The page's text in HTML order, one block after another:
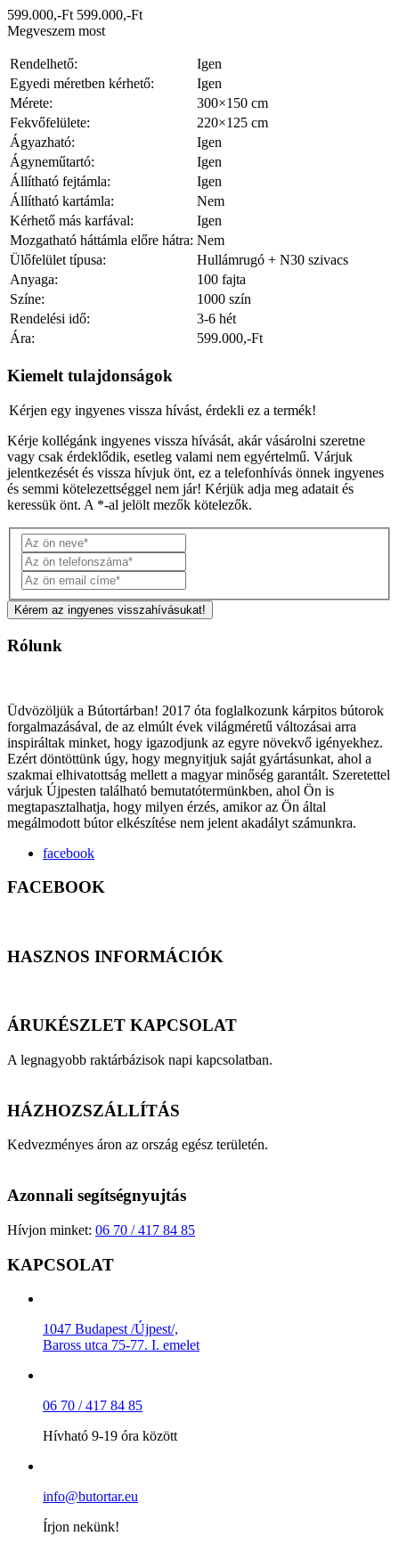
599.000,-Ft 599.000,-Ft
Megveszem most
Rendelhető:
Igen
Egyedi méretben kérhető:
Igen
Mérete:
300×150 cm
Fekvőfelülete:
220×125 cm
Ágyazható:
Igen
Ágyneműtartó:
Igen
Állítható fejtámla:
Igen
Állítható kartámla:
Nem
Kérhető más karfával:
Igen
Mozgatható háttámla előre hátra: Nem
Ülőfelület típusa:
Hullámrugó + N30 szivacs
Anyaga:
100 fajta
Színe:
1000 szín
Rendelési idő:
3-6 hét
Ára:
599.000,-Ft
Kiemelt tulajdonságok
Kérjen egy ingyenes vissza hívást, érdekli ez a termék!
Kérje kollégánk ingyenes vissza hívását, akár vásárolni szeretne
vagy csak érdeklődik, esetleg valami nem egyértelmű. Várjuk
jelentkezését és vissza hívjuk önt, ez a telefonhívás önnek ingyenes
és semmi kötelezettséggel nem jár! Kérjük adja meg adatait és
keressük önt. A *-al jelölt mezők kötelezők.
Rólunk
Üdvözöljük a Bútortárban! 2017 óta foglalkozunk kárpitos bútorok
forgalmazásával, de az elmúlt évek világméretű változásai arra
inspiráltak minket, hogy igazodjunk az egyre növekvő igényekhez.
Ezért döntöttünk úgy, hogy megnyitjuk saját gyártásunkat, ahol a
szakmai elhivatottság mellett a magyar minőség garantált. Szeretettel
várjuk Újpesten található bemutatótermünkben, ahol Ön is
megtapasztalhatja, hogy milyen érzés, amikor az Ön által
megálmodott bútor elkészítése nem jelent akadályt számunkra.
facebook
FACEBOOK
HASZNOS INFORMÁCIÓK
ÁRUKÉSZLET KAPCSOLAT
A legnagyobb raktárbázisok napi kapcsolatban.
HÁZHOZSZÁLLÍTÁS
Kedvezményes áron az ország egész területén.
Azonnali segítségnyujtás
Hívjon minket: 06 70 / 417 84 85
KAPCSOLAT
1047 Budapest /Újpest/,
Baross utca 75-77. I. emelet
06 70 / 417 84 85
Hívható 9-19 óra között
info@butortar.eu
Írjon nekünk!